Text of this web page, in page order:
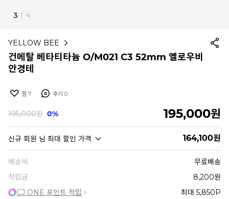
4 I 4
YELLOW BEE
건메탈 베타티타늄 O/M021 C3 52mm 옐로우비
안경테
찜 7 후기 0
195,000원 0% 195,000원
신규 회원 님 최대 할인 가격 164,100원
배송비
무료배송
적립금
8,200원
CJ ONE 포인트 적립
최대 5,850P